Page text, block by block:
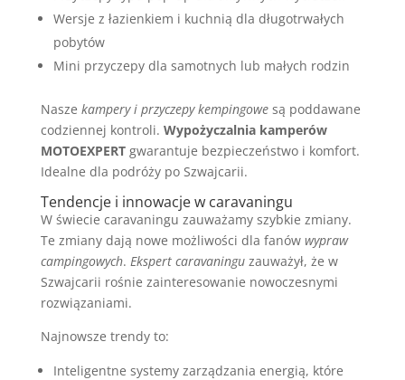
Wersje z łazienkiem i kuchnią dla długotrwałych
pobytów
Mini przyczepy dla samotnych lub małych rodzin
Nasze kampery i przyczepy kempingowesą poddawane
codziennej kontroli. Wypożyczalnia kamperów
MOTOEXPERTgwarantuje bezpieczeństwo i komfort.
Idealne dla podróży po Szwajcarii.
Tendencje i innowacje w caravaningu
W świecie caravaningu zauważamy szybkie zmiany.
Te zmiany dają nowe możliwości dla fanów wypraw
campingowych. Ekspert caravaninguzauważył, że w
Szwajcarii rośnie zainteresowanie nowoczesnymi
rozwiązaniami.
Najnowsze trendy to:
Inteligentne systemy zarządzania energią, które